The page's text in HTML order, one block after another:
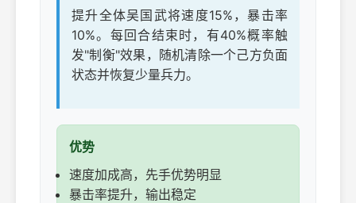
提升全体吴国武将速度15%，暴击率
10%。每回合结束时，有40%概率触
发"制衡"效果，随机清除一个己方负面
状态并恢复少量兵力。
优势
速度加成高，先手优势明显
暴击率提升，输出稳定